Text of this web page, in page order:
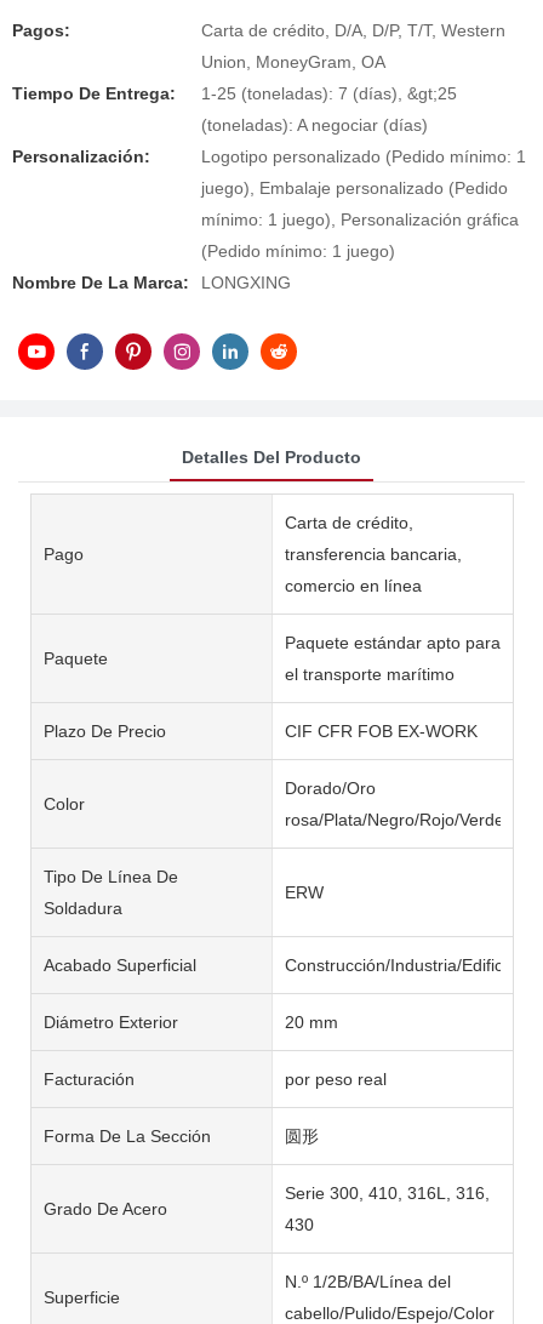
Pagos:
Carta de crédito, D/A, D/P, T/T, Western
Union, MoneyGram, OA
Tiempo De Entrega:
1-25 (toneladas): 7 (días), &gt;25
(toneladas): A negociar (días)
Personalización:
Logotipo personalizado (Pedido mínimo: 1
juego), Embalaje personalizado (Pedido
mínimo: 1 juego), Personalización gráfica
(Pedido mínimo: 1 juego)
Nombre De La Marca:
LONGXING
Detalles Del Producto
Pago
Carta de crédito,
transferencia bancaria,
comercio en línea
Paquete
Paquete estándar apto para
el transporte marítimo
Plazo De Precio CIF CFR FOB EX-WORK
Color
Dorado/Oro
rosa/Plata/Negro/Rojo/Verde/
Tipo De Línea De
Soldadura
ERW
Acabado Superficial Construcción/Industria/
Diámetro Exterior 20 mm
Facturación por peso real
Forma De La Sección 圆形
Grado De Acero
Serie 300, 410, 316L, 316,
430
Superficie
N.º 1/2B/BA/Línea del
cabello/Pulido/Espejo/Color